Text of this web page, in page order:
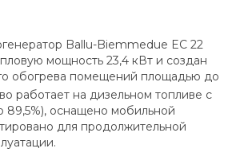
Ballu-Biemmedue EC 22
мощность 23,4 кВт и создан
обогрева помещений площадью до
работает на дизельном топливе с
оснащено мобильной
для продолжительной